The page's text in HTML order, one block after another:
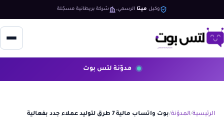
وكيل ميتا الرسمي شركة بريطانية مسجّلة
مدوّنة لتس بوت
الرئيسية المدوّنة بوت واتساب مالية 7 طرق لتوليد عملاء جدد بفعالية